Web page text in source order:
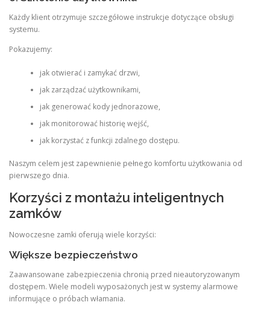
Każdy klient otrzymuje szczegółowe instrukcje dotyczące obsługi
systemu.
Pokazujemy:
jak otwierać i zamykać drzwi,
jak zarządzać użytkownikami,
jak generować kody jednorazowe,
jak monitorować historię wejść,
jak korzystać z funkcji zdalnego dostępu.
Naszym celem jest zapewnienie pełnego komfortu użytkowania od
pierwszego dnia.
Korzyści z montażu inteligentnych
zamków
Nowoczesne zamki oferują wiele korzyści:
Większe bezpieczeństwo
Zaawansowane zabezpieczenia chronią przed nieautoryzowanym
dostępem. Wiele modeli wyposażonych jest w systemy alarmowe
informujące o próbach włamania.